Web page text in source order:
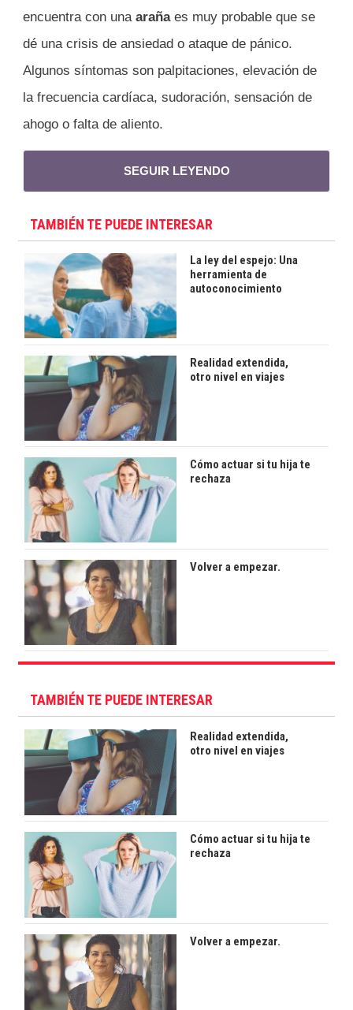
encuentra con una arañaes muy probable que se
dé una crisis de ansiedad o ataque de pánico.
Algunos síntomas son palpitaciones, elevación de
la frecuencia cardíaca, sudoración, sensación de
ahogo o falta de aliento.
SEGUIR LEYENDO
TAMBIÉN TE PUEDE INTERESAR
La ley del espejo: Una
herramienta de
autoconocimiento
Realidad extendida,
otro nivel en viajes
Cómo actuar si tu hija te
rechaza
Volver a empezar.
TAMBIÉN TE PUEDE INTERESAR
Realidad extendida,
otro nivel en viajes
Cómo actuar si tu hija te
rechaza
Volver a empezar.